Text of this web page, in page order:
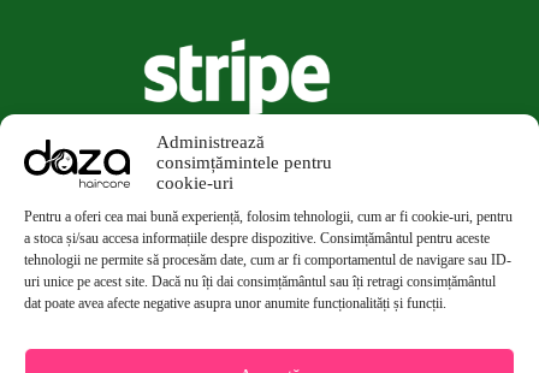
Administrează
consimțămintele pentru
cookie-uri
Pentru a oferi cea mai bună experiență, folosim tehnologii, cum ar fi cookie-uri, pentru
a stoca și/sau accesa informațiile despre dispozitive. Consimțământul pentru aceste
tehnologii ne permite să procesăm date, cum ar fi comportamentul de navigare sau ID-
uri unice pe acest site. Dacă nu îți dai consimțământul sau îți retragi consimțământul
dat poate avea afecte negative asupra unor anumite funcționalități și funcții.